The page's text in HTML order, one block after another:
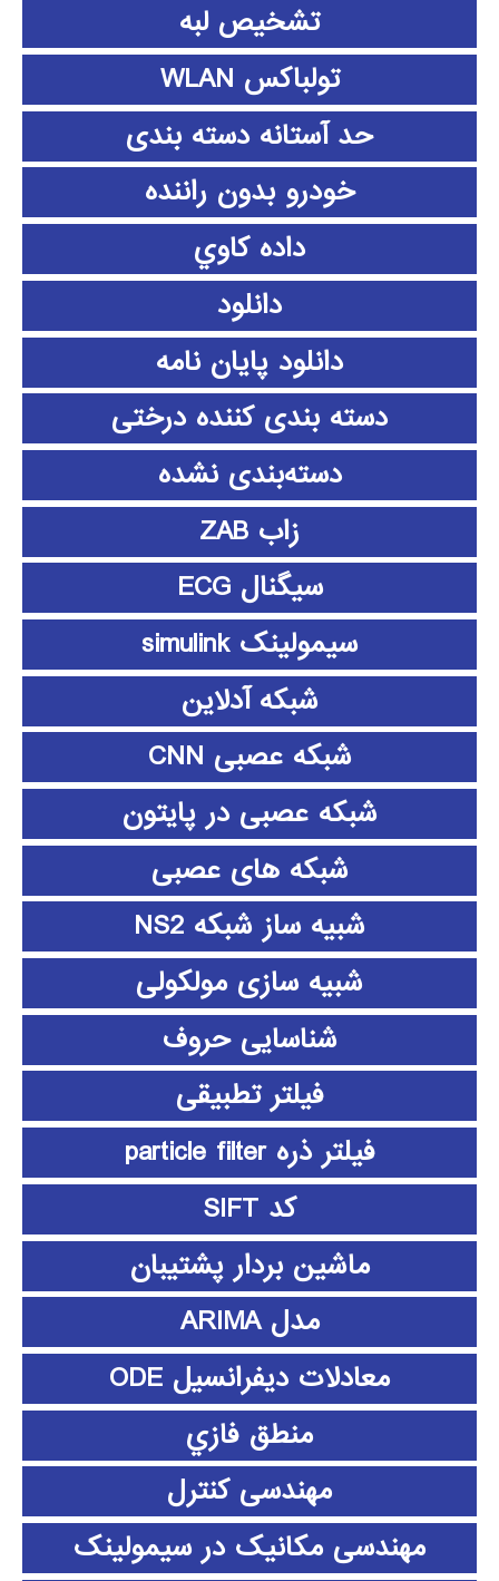
تشخیص لبه
تولباکس WLAN
حد آستانه دسته بندی
خودرو بدون راننده
داده كاوي
دانلود
دانلود پايان نامه
دسته بندی کننده درختی
دسته‌بندی نشده
زاب ZAB
سیگنال ECG
سیمولینک simulink
شبکه آدلاین
شبکه عصبی CNN
شبکه عصبی در پایتون
شبکه های عصبی
شبیه ساز شبکه NS2
شبیه سازی مولکولی
شناسایی حروف
فیلتر تطبیقی
فیلتر ذره particle filter
کد SIFT
ماشین بردار پشتیبان
مدل ARIMA
معادلات دیفرانسیل ODE
منطق فازي
مهندسی کنترل
مهندسی مکانیک در سیمولینک